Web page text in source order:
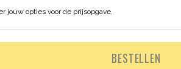
jouw opties voor de prijsopgave.
BESTELLEN